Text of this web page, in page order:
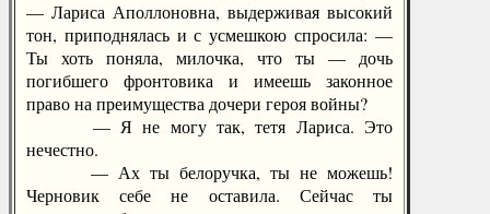
— Лариса Аполлоновна, выдерживая высокий
тон, приподнялась и с усмешкою спросила: —
Ты хоть поняла, милочка, что ты — дочь
погибшего фронтовика и имеешь законное
право на преимущества дочери героя войны?
— Я не могу так, тетя Лариса. Это
нечестно.
— Ах ты белоручка, ты не можешь!
Черновик себе не оставила. Сейчас ты